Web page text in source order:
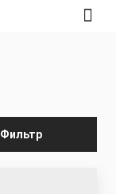
Фильтр